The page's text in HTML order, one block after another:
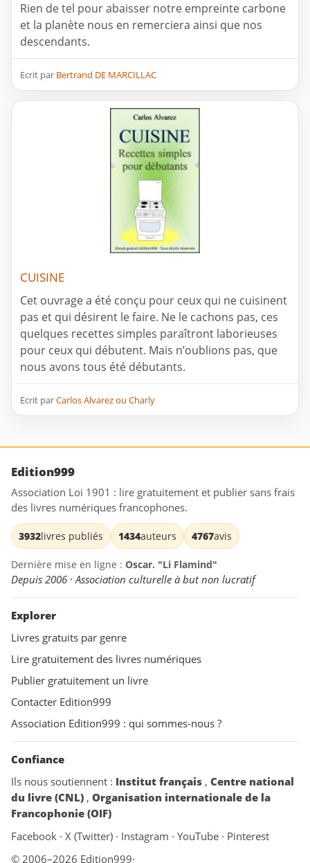
Rien de tel pour abaisser notre empreinte carbone
et la planète nous en remerciera ainsi que nos
descendants.
Ecrit par Bertrand DE MARCILLAC
CUISINE
Cet ouvrage a été conçu pour ceux qui ne cuisinent
pas et qui désirent le faire. Ne le cachons pas, ces
quelques recettes simples paraîtront laborieuses
pour ceux qui débutent. Mais n’oublions pas, que
nous avons tous été débutants.
Ecrit parCarlos Alvarez ou Charly
Edition999
Association Loi 1901 : lire gratuitement et publier sans frais
des livres numériques francophones.
3932livres publiés 1434auteurs 4767avis
Dernière mise en ligne : Oscar. "Li Flamind"
Depuis 2006 · Association culturelle à but non lucratif
Explorer
Livres gratuits par genre
Lire gratuitement des livres numériques
Publier gratuitement un livre
Contacter Edition999
Association Edition999 : qui sommes-nous ?
Confiance
Ils nous soutiennent : Institut français , Centre national
du livre (CNL) , Organisation internationale de la
Francophonie (OIF)
Facebook · X (Twitter) · Instagram · YouTube · Pinterest
© 2006–2026 Edition999·